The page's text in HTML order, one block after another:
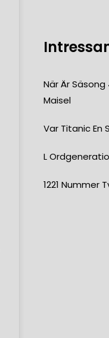
När Är
Maisel
Var Titanic En
L
1221 Nummer